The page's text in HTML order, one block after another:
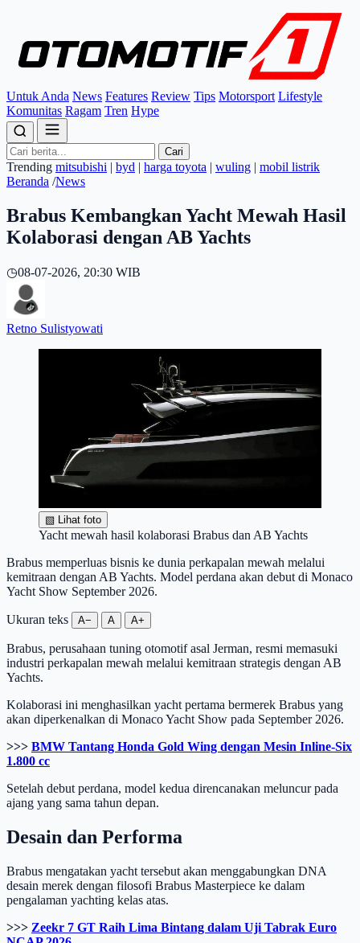
Untuk Anda News Features Review Tips Motorsport Lifestyle
Komunitas Ragam Tren Hype
Cari
Trending mitsubishi | byd | harga toyota | wuling | mobil listrik
Beranda /News
Brabus Kembangkan Yacht Mewah Hasil
Kolaborasi dengan AB Yachts
◷08-07-2026, 20:30 WIB
Retno Sulistyowati
▧ Lihat foto
Yacht mewah hasil kolaborasi Brabus dan AB Yachts
Brabus memperluas bisnis ke dunia perkapalan mewah melalui
kemitraan dengan AB Yachts. Model perdana akan debut di Monaco
Yacht Show September 2026.
Ukuran teks A− A A+
Brabus, perusahaan tuning otomotif asal Jerman, resmi memasuki
industri perkapalan mewah melalui kemitraan strategis dengan AB
Yachts.
Kolaborasi ini menghasilkan yacht pertama bermerek Brabus yang
akan diperkenalkan di Monaco Yacht Show pada September 2026.
>>> BMW Tantang Honda Gold Wing dengan Mesin Inline-Six
1.800 cc
Setelah debut perdana, model kedua direncanakan meluncur pada
ajang yang sama tahun depan.
Desain dan Performa
Brabus mengatakan yacht tersebut akan menggabungkan DNA
desain merek dengan filosofi Brabus Masterpiece ke dalam
pengalaman yachting kelas atas.
>>> Zeekr 7 GT Raih Lima Bintang dalam Uji Tabrak Euro